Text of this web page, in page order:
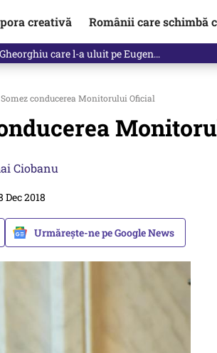
creativă Românii care schimbă
Verdictul lui Bogdan Chirieac
conducerea Monitorului Oficial
Ciobanu
2018
Urmărește-ne pe Google News